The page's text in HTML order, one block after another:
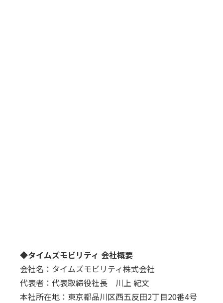
◆タイムズモビリティ 会社概要
会社名：タイムズモビリティ株式会社
代表者：代表取締役社長 川上 紀文
本社所在地：東京都品川区西五反田2丁目20番4号